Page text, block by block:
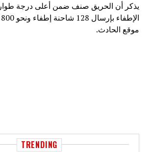
يذكر أن الحريق صنف ضمن أعلى درجة
موقع الحادث.
TRENDING